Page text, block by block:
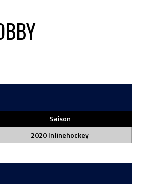
Saison
2020 Inlinehockey